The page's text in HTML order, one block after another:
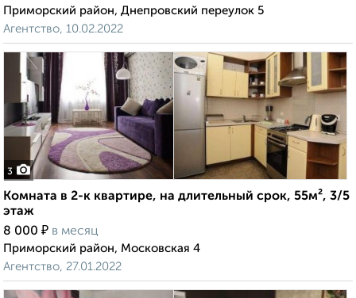
Приморский район, Днепровский переулок 5
Агентство, 10.02.2022
3
Комната в 2-к квартире, на длительный срок, 55м², 3/5
этаж
8 000 ₽ в месяц
Приморский район, Московская 4
Агентство, 27.01.2022